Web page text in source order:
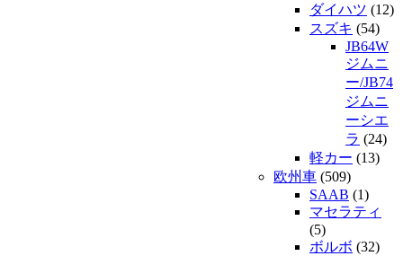
ダイハツ (12)
スズキ (54)
JB64W
ジムニ
ー/JB74
ジムニ
ーシエ
ラ (24)
軽カー (13)
欧州車 (509)
SAAB (1)
マセラティ
(5)
ボルボ (32)